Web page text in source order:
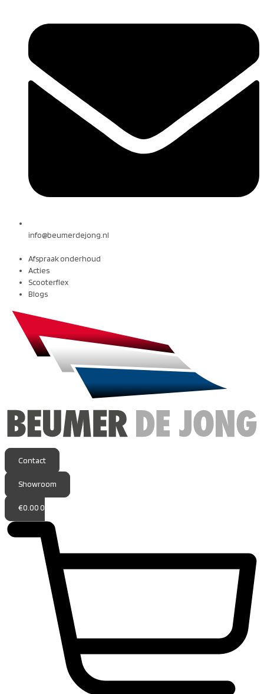
info@beumerdejong.nl
Afspraak onderhoud
Acties
Scooterflex
Blogs
Contact
Showroom
€0.000